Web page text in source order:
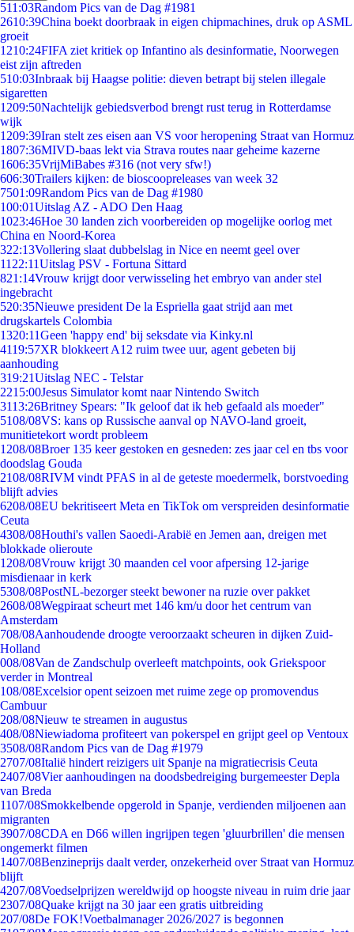
511:03Random Pics van de Dag #1981
2610:39China boekt doorbraak in eigen chipmachines, druk op ASML
groeit
1210:24FIFA ziet kritiek op Infantino als desinformatie, Noorwegen
eist zijn aftreden
510:03Inbraak bij Haagse politie: dieven betrapt bij stelen illegale
sigaretten
1209:50Nachtelijk gebiedsverbod brengt rust terug in Rotterdamse
wijk
1209:39Iran stelt zes eisen aan VS voor heropening Straat van Hormuz
1807:36MIVD-baas lekt via Strava routes naar geheime kazerne
1606:35VrijMiBabes #316 (not very sfw!)
606:30Trailers kijken: de bioscoopreleases van week 32
7501:09Random Pics van de Dag #1980
100:01Uitslag AZ - ADO Den Haag
1023:46Hoe 30 landen zich voorbereiden op mogelijke oorlog met
China en Noord-Korea
322:13Vollering slaat dubbelslag in Nice en neemt geel over
11 22:11Uitslag PSV - Fortuna Sittard
821:14Vrouw krijgt door verwisseling het embryo van ander stel
ingebracht
520:35Nieuwe president De la Espriella gaat strijd aan met
drugskartels Colombia
1320:11Geen 'happy end' bij seksdate via Kinky.nl
4119:57XR blokkeert A12 ruim twee uur, agent gebeten bij
aanhouding
319:21Uitslag NEC - Telstar
2215:00Jesus Simulator komt naar Nintendo Switch
3113:26Britney Spears: "Ik geloof dat ik heb gefaald als moeder"
5108/08VS: kans op Russische aanval op NAVO-land groeit,
munitietekort wordt probleem
1208/08Broer 135 keer gestoken en gesneden: zes jaar cel en tbs voor
doodslag Gouda
2108/08RIVM vindt PFAS in al de geteste moedermelk, borstvoeding
blijft advies
6208/08EU bekritiseert Meta en TikTok om verspreiden desinformatie
Ceuta
4308/08Houthi's vallen Saoedi-Arabië en Jemen aan, dreigen met
blokkade olieroute
1208/08Vrouw krijgt 30 maanden cel voor afpersing 12-jarige
misdienaar in kerk
5308/08PostNL-bezorger steekt bewoner na ruzie over pakket
2608/08Wegpiraat scheurt met 146 km/u door het centrum van
Amsterdam
708/08Aanhoudende droogte veroorzaakt scheuren in dijken Zuid-
Holland
008/08Van de Zandschulp overleeft matchpoints, ook Griekspoor
verder in Montreal
108/08Excelsior opent seizoen met ruime zege op promovendus
Cambuur
208/08Nieuw te streamen in augustus
408/08Niewiadoma profiteert van pokerspel en grijpt geel op Ventoux
3508/08Random Pics van de Dag #1979
2707/08Italië hindert reizigers uit Spanje na migratiecrisis Ceuta
2407/08Vier aanhoudingen na doodsbedreiging burgemeester Depla
van Breda
1107/08Smokkelbende opgerold in Spanje, verdienden miljoenen aan
migranten
3907/08CDA en D66 willen ingrijpen tegen 'gluurbrillen' die mensen
ongemerkt filmen
1407/08Benzineprijs daalt verder, onzekerheid over Straat van Hormuz
blijft
4207/08Voedselprijzen wereldwijd op hoogste niveau in ruim drie jaar
2307/08Quake krijgt na 30 jaar een gratis uitbreiding
207/08De FOK!Voetbalmanager 2026/2027 is begonnen